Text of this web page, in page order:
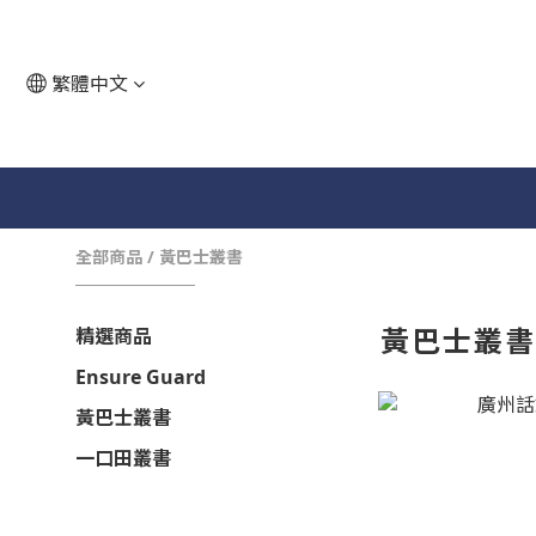
繁體中文
全部商品 / 黃巴士叢書
精選商品
Ensure Guard
黃巴士叢書
一口田叢書
黃巴士叢書